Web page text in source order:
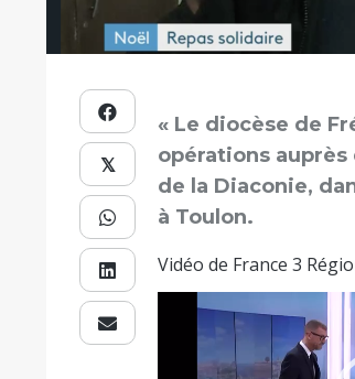
𝕏
« Le diocèse de
opérations
de la Diaconie,
à Toulon.
Vidéo de France 3
Lecteur
vidéo